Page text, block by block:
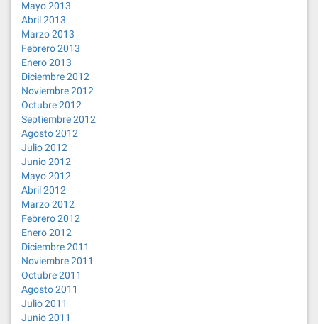
Mayo 2013
Abril 2013
Marzo 2013
Febrero 2013
Enero 2013
Diciembre 2012
Noviembre 2012
Octubre 2012
Septiembre 2012
Agosto 2012
Julio 2012
Junio 2012
Mayo 2012
Abril 2012
Marzo 2012
Febrero 2012
Enero 2012
Diciembre 2011
Noviembre 2011
Octubre 2011
Agosto 2011
Julio 2011
Junio 2011